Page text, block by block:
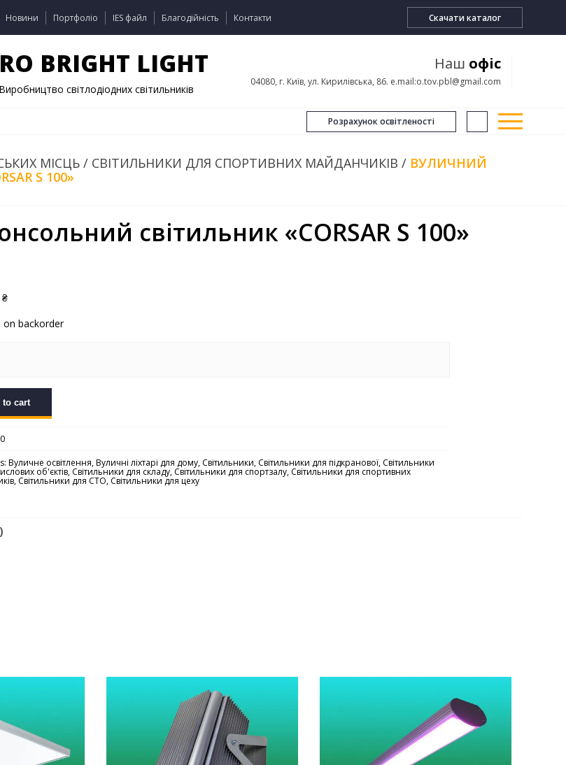
Новини Портфоліо IES файл Благодійність Контакти Скачати каталог
BRIGHT LIGHT
Виробництво світлодіодних світильників
Наш офіс
04080, г. Київ, ул. Кирилівська, 86. e.mail:o.tov.pbl@gmail.com
Розрахунок освітленості
МІСЦЬ / СВІТИЛЬНИКИ ДЛЯ СПОРТИВНИХ МАЙДАНЧИКІВ / ВУЛИЧНИЙ
S 100»
світильник «CORSAR S 100»
₴
on backorder
to cart
Вуличне освітлення,Вуличні ліхтарі для дому, Світильники, Світильники для підкранової, Світильники
об'єктів, Світильники для складу, Світильники для спортзалу, Світильники для спортивних
, Світильники для СТО, Світильники для цеху